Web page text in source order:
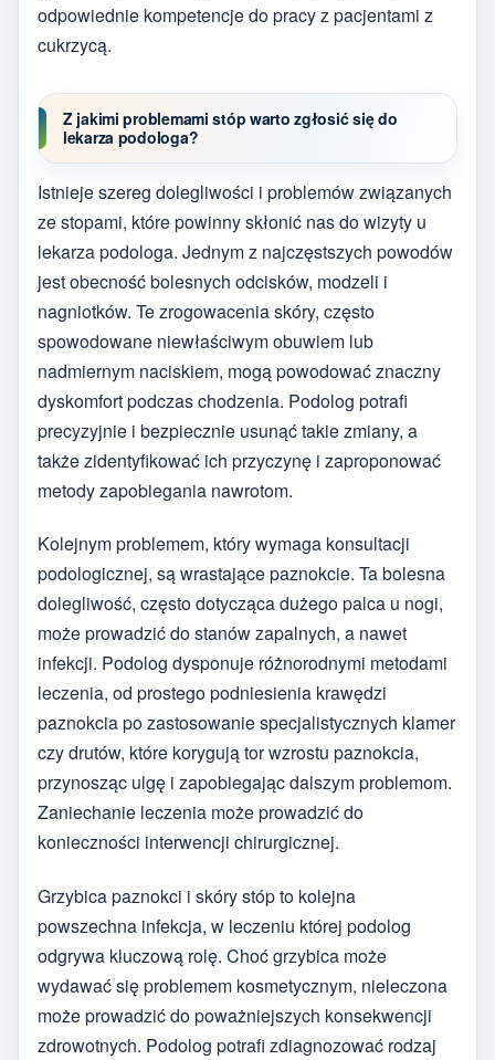
odpowiednie kompetencje do pracy z pacjentami z
cukrzycą.
Z jakimi problemami stóp warto zgłosić się do
lekarza podologa?
Istnieje szereg dolegliwości i problemów związanych
ze stopami, które powinny skłonić nas do wizyty u
lekarza podologa. Jednym z najczęstszych powodów
jest obecność bolesnych odcisków, modzeli i
nagniotków. Te zrogowacenia skóry, często
spowodowane niewłaściwym obuwiem lub
nadmiernym naciskiem, mogą powodować znaczny
dyskomfort podczas chodzenia. Podolog potrafi
precyzyjnie i bezpiecznie usunąć takie zmiany, a
także zidentyfikować ich przyczynę i zaproponować
metody zapobiegania nawrotom.
Kolejnym problemem, który wymaga konsultacji
podologicznej, są wrastające paznokcie. Ta bolesna
dolegliwość, często dotycząca dużego palca u nogi,
może prowadzić do stanów zapalnych, a nawet
infekcji. Podolog dysponuje różnorodnymi metodami
leczenia, od prostego podniesienia krawędzi
paznokcia po zastosowanie specjalistycznych klamer
czy drutów, które korygują tor wzrostu paznokcia,
przynosząc ulgę i zapobiegając dalszym problemom.
Zaniechanie leczenia może prowadzić do
konieczności interwencji chirurgicznej.
Grzybica paznokci i skóry stóp to kolejna
powszechna infekcja, w leczeniu której podolog
odgrywa kluczową rolę. Choć grzybica może
wydawać się problemem kosmetycznym, nieleczona
może prowadzić do poważniejszych konsekwencji
zdrowotnych. Podolog potrafi zdiagnozować rodzaj